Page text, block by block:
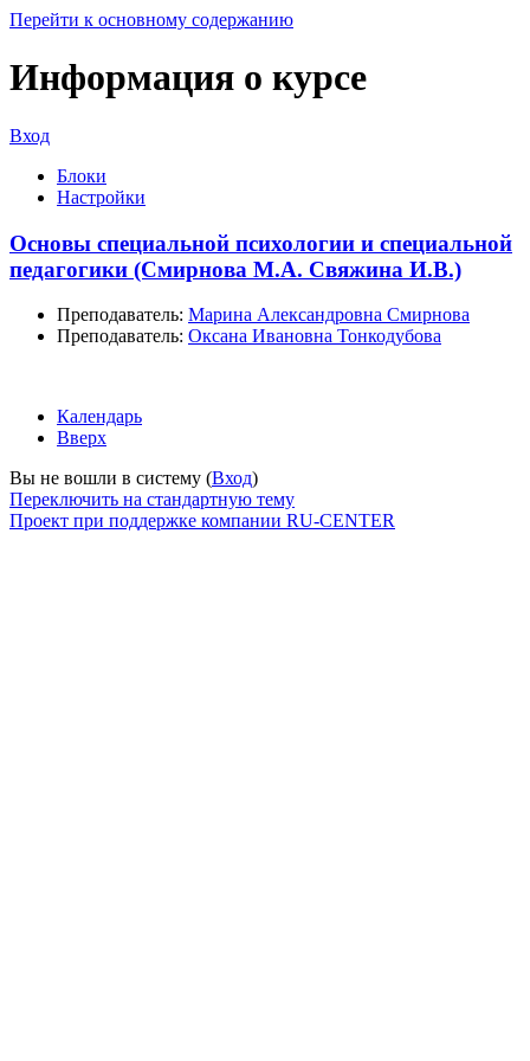
Перейти к основному содержанию
Информация о курсе
Вход
Блоки
Настройки
Основы специальной психологии и специальной
педагогики (Смирнова М.А. Свяжина И.В.)
Преподаватель: Марина Александровна Смирнова
Преподаватель: Оксана Ивановна Тонкодубова
Календарь
Вверх
Вы не вошли в систему (Вход)
Переключить на стандартную тему
Проект при поддержке компании RU-CENTER